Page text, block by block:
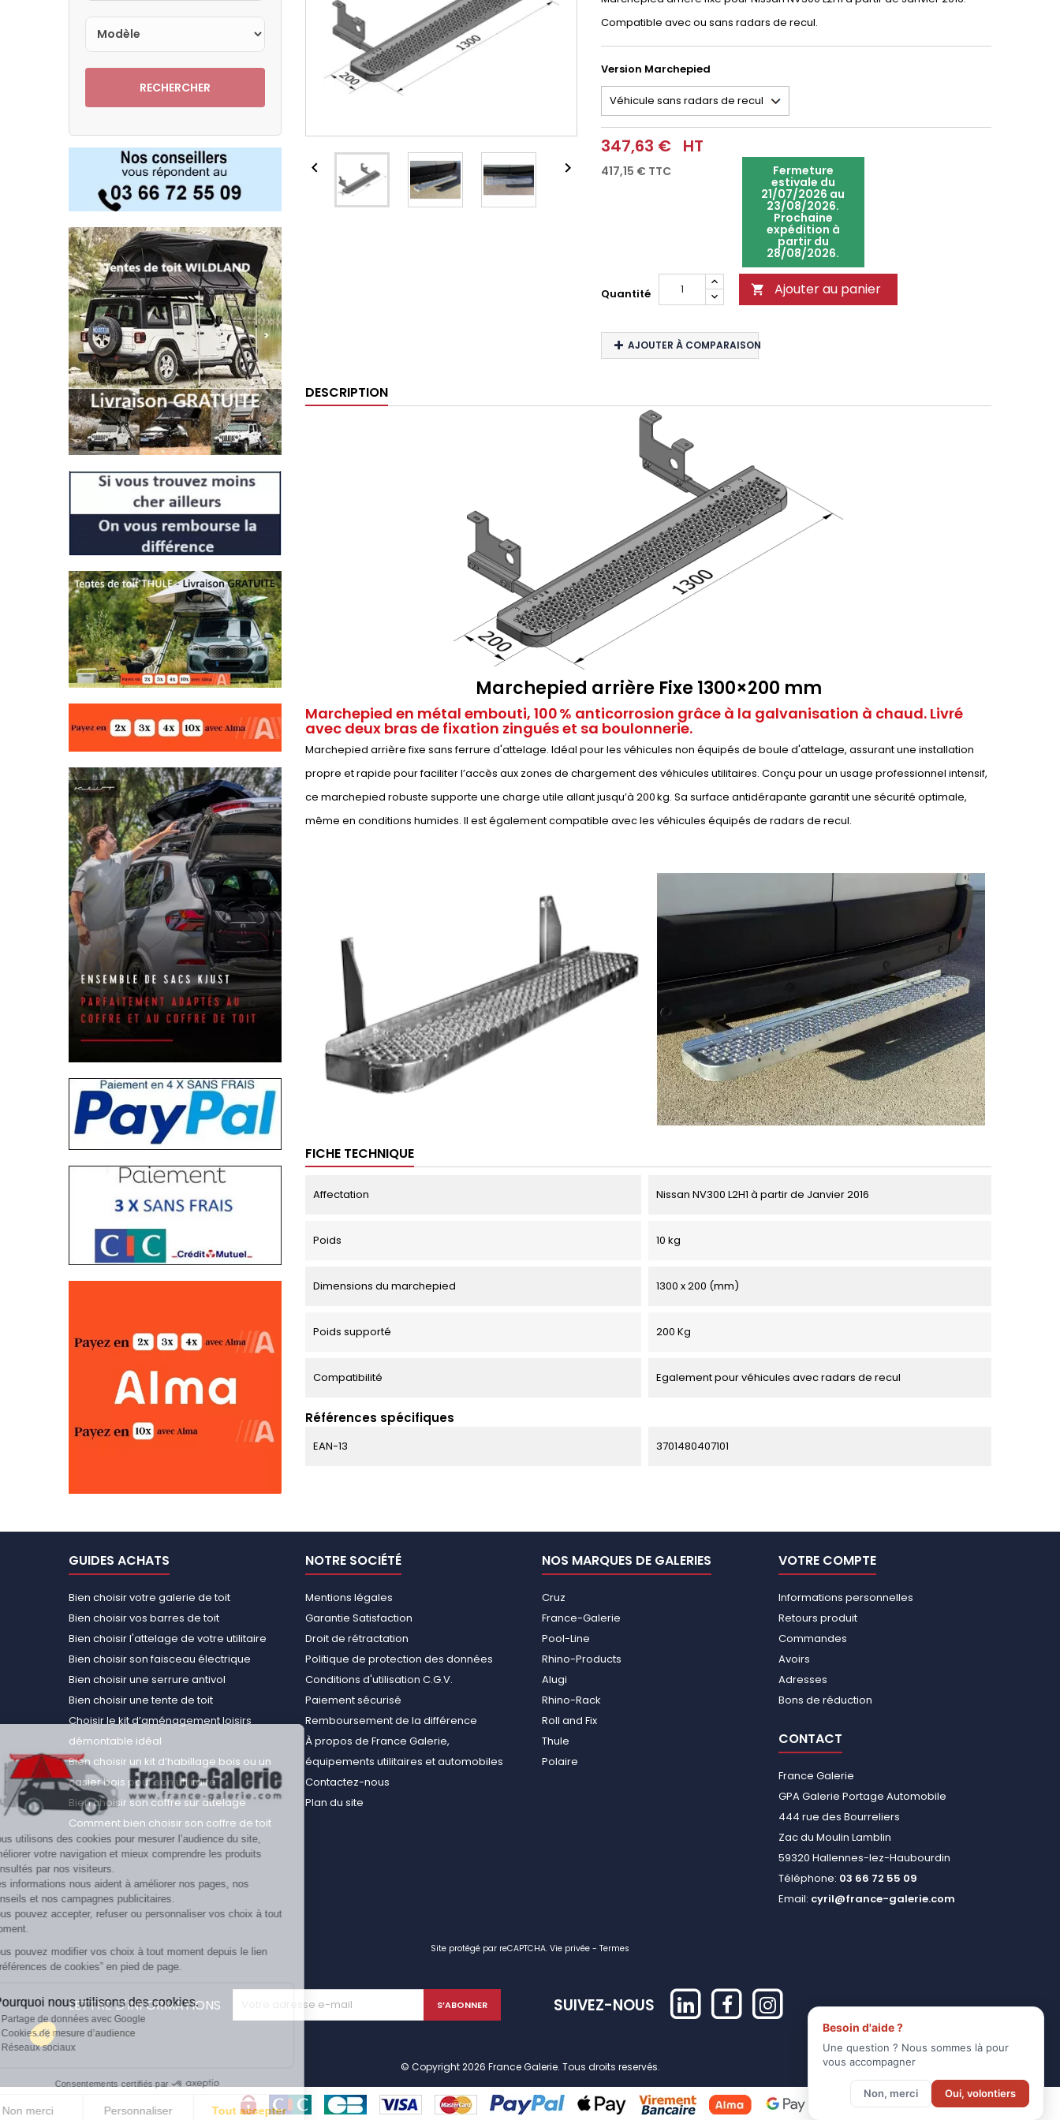
Nous utilisons des cookies pour mesurer l’audience du site,
améliorer votre navigation et mieux comprendre les produits
consultés par nos visiteurs.
Ces informations nous aident à améliorer nos pages, nos
conseils et nos campagnes publicitaires.
Vous pouvez accepter, refuser ou personnaliser vos choix à tout
Vous pouvez modifier vos choix à tout moment depuis le lien
“Préférences de cookies” en pied de page.
Pourquoi nous utilisons des cookies.
Partage de données avec Google
Cookies de mesure d’audience
Réseaux sociaux
Consentements certifiés par
Non merci Personnaliser Tout accepter
Gérer mes cookies
RECHERCHER
 
Compatible avec ou sans radars de recul.
Version Marchepied
347,63 € HT
417,15 € TTC Fermeture
estivale du
21/07/2026 au
23/08/2026.
Prochaine
expédition à
partir du
28/08/2026.
Quantité  Ajouter au panier
AJOUTER À COMPARAISON
DESCRIPTION
Marchepied arrière Fixe 1300×200 mm
Marchepied en métal embouti, 100 % anticorrosion grâce à la galvanisation à chaud. Livré
avec deux bras de fixation zingués et sa boulonnerie.
Marchepied arrière fixe sans ferrure d'attelage. Idéal pour les véhicules non équipés de boule d'attelage, assurant une installation
propre et rapide pour faciliter l’accès aux zones de chargement des véhicules utilitaires. Conçu pour un usage professionnel intensif,
ce marchepied robuste supporte une charge utile allant jusqu’à 200 kg. Sa surface antidérapante garantit une sécurité optimale,
même en conditions humides. Il est également compatible avec les véhicules équipés de radars de recul.
FICHE TECHNIQUE
Affectation Nissan NV300 L2H1 à partir de Janvier 2016
Poids 10 kg
Dimensions du marchepied 1300 x 200 (mm)
Poids supporté 200 Kg
Compatibilité Egalement pour véhicules avec radars de recul
Références spécifiques
EAN-13 3701480407101
GUIDES ACHATS
Bien choisir votre galerie de toit
Bien choisir vos barres de toit
Bien choisir l'attelage de votre utilitaire
Bien choisir son faisceau électrique
Bien choisir une serrure antivol
Bien choisir une tente de toit
Choisir le kit d’aménagement loisirs
démontable idéal
Bien choisir un kit d’habillage bois ou un
casier bois pour son utilitaire
Bien choisir son coffre sur attelage
Comment bien choisir son coffre de toit
NOTRE SOCIÉTÉ
Mentions légales
Garantie Satisfaction
Droit de rétractation
Politique de protection des données
Conditions d'utilisation C.G.V.
Paiement sécurisé
Remboursement de la différence
À propos de France Galerie,
équipements utilitaires et automobiles
Contactez-nous
Plan du site
NOS MARQUES DE GALERIES
Cruz
France-Galerie
Pool-Line
Rhino-Products
Alugi
Rhino-Rack
Roll and Fix
Thule
Polaire
VOTRE COMPTE
Informations personnelles
Retours produit
Commandes
Avoirs
Adresses
Bons de réduction
CONTACT
France Galerie
GPA Galerie Portage Automobile
444 rue des Bourreliers
Zac du Moulin Lamblin
59320 Hallennes-lez-Haubourdin
Téléphone: 03 66 72 55 09
Email: cyril@france-galerie.com
Site protégé par reCAPTCHA. Vie privée - Termes
LETTRE D'INFORMATIONS SUIVEZ-NOUS
© Copyright 2026 France Galerie. Tous droits reservés.
Besoin d'aide ?
Une question ? Nous sommes là pour
vous accompagner
Non, merci Oui, volontiers